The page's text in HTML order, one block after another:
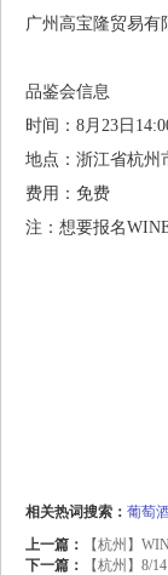
广州高宝隆贸易
品鉴会信息
时间：8月23日
地点：浙江省杭州
费用：免费
注：想要报名
相关热词搜索： 葡萄
上一篇：
【杭州】
下一篇：
【杭州】8/